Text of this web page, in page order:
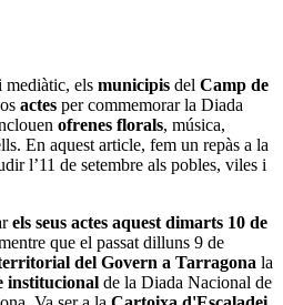
mediàtic, els municipis del Camp de
actes per commemorar la Diada
ofrenes florals, música,
En aquest article, fem un repàs a la
l’11 de setembre als pobles, viles i
els seus actes aquest dimarts 10 de
que el passat dilluns 9 de
del Govern a Tarragona la
institucional de la Diada Nacional de